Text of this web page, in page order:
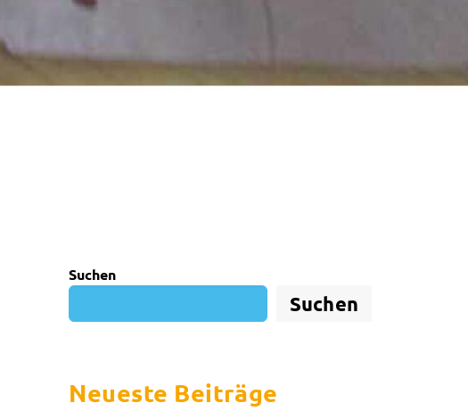
Suchen
Suchen
Neueste Beiträge